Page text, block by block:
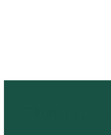
вкладке
новой
Бесплатная